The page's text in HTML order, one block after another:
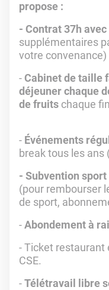
propose :
- Contrat 37h
supplémentaires
votre convenance)
-Cabinet de taille
déjeuner chaque
de fruits chaque
- Événements
break tous les
- Subvention
(pour rembourser
de sport,
-Abondement à
- Ticket restaurant
CSE.
-Télétravail libre